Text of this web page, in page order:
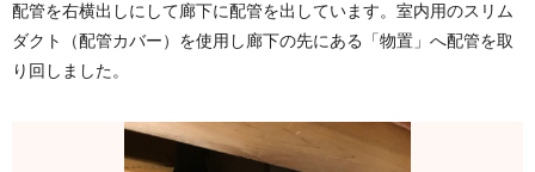
配管を右横出しにして廊下に配管を出しています。室内用のスリム
ダクト（配管カバー）を使用し廊下の先にある「物置」へ配管を取
り回しました。